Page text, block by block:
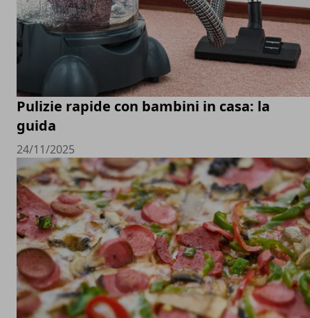
Pulizie rapide con bambini in casa: la
guida
24/11/2025